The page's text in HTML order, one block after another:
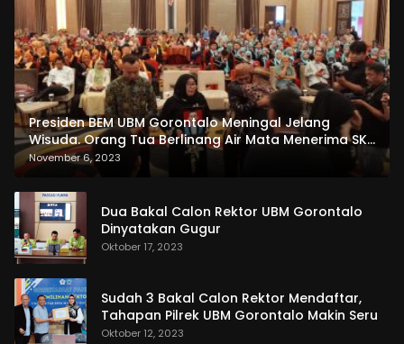
Presiden BEM UBM Gorontalo Meningal Jelang
Wisuda. Orang Tua Berlinang Air Mata Menerima SKL
dan Pemasangan Salempang
November 6, 2023
Dua Bakal Calon Rektor UBM Gorontalo
Dinyatakan Gugur
Oktober 17, 2023
Sudah 3 Bakal Calon Rektor Mendaftar,
Tahapan Pilrek UBM Gorontalo Makin Seru
Oktober 12, 2023